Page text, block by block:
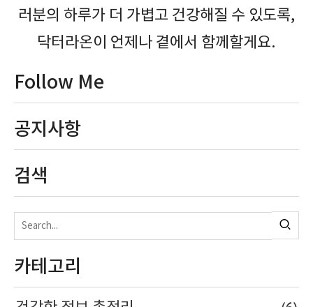
러분의 하루가 더 가볍고 건강해질 수 있도록,
닥터라온이 언제나 곁에서 함께할게요.
Follow Me
공지사항
검색
카테고리